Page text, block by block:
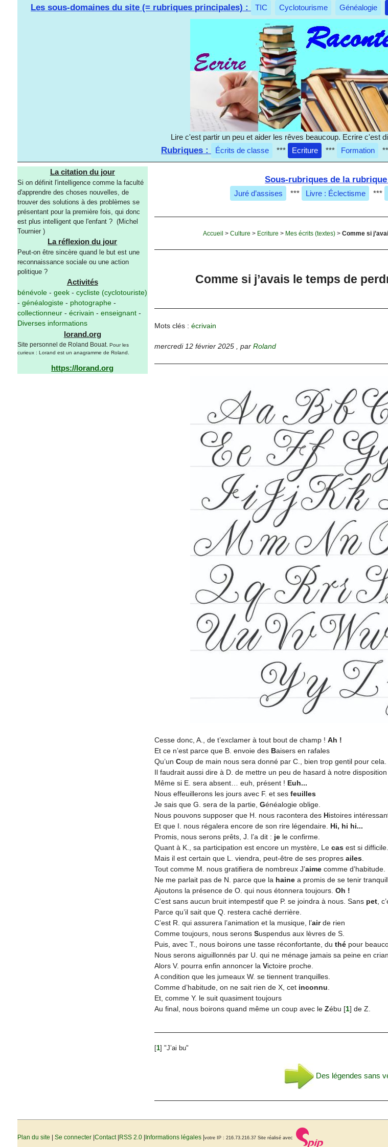
Les sous-domaines du site (= rubriques principales) : TIC Cyclotourisme Généalogie
Lire c'est partir un peu et aider les rêves beaucoup. Ecrire c'est
Rubriques : Écrits de classe *** Ecriture *** Formation
La citation du jour
Si on définit l'intelligence comme la faculté
d'apprendre des choses nouvelles, de
trouver des solutions à des problèmes se
présentant pour la première fois, qui donc
est plus intelligent que l'enfant ? (Michel
Tournier )
La réflexion du jour
Peut-on être sincère quand le but est une
reconnaissance sociale ou une action
politique ?
Activités
bénévole- geek- cycliste (cyclotouriste)
- généalogiste- photographe-
collectionneur- écrivain - enseignant-
Diverses informations
lorand.org
Site personnel de Roland Bouat. Pour les
curieux : Lorand est un anagramme de Roland.
https://lorand.org
Sous-rubriques de la
Juré d’assises *** Livre : Éclectisme ***
Accueil > Culture > Ecriture > Mes écrits (textes)> Comme si
Comme si j’avais le temps de
Mots clés : écrivain
mercredi 12 février 2025 , par Roland
Cesse donc, A., de t’exclamer à tout bout de champ ! Ah !
Et ce n’est parce que B. envoie des Baisers en rafales
Qu’un Coup de main nous sera donné par C., bien trop gentil pour cela.
Il faudrait aussi dire à D. de mettre un peu de hasard à notre
Même si E. sera absent… euh, présent ! Euh...
Nous effeuillerons les jours avec F. et ses feuilles
Je sais que G. sera de la partie, Généalogie oblige.
Nous pouvons supposer que H. nous racontera des Histoires
Et que I. nous régalera encore de son rire légendaire. Hi, hi hi...
Promis, nous serons prêts, J. l’a dit : jele confirme.
Quant à K., sa participation est encore un mystère, Le casest si difficile.
Mais il est certain que L. viendra, peut-être de ses propres ailes.
Tout comme M. nous gratifiera de nombreux J’aimecomme d’habitude.
Ne me parlait pas de N. parce que la hainea promis de se tenir
Ajoutons la présence de O. qui nous étonnera toujours. Oh !
C’est sans aucun bruit intempestif que P. se joindra à nous. Sans pet,
Parce qu’il sait que Q. restera caché derrière.
C’est R. qui assurera l’animation et la musique, l’airde rien
Comme toujours, nous serons Suspendus aux lèvres de S.
Puis, avec T., nous boirons une tasse réconfortante, du thé pour
Nous serons aiguillonnés par U. qui ne ménage jamais sa peine en
Alors V. pourra enfin annoncer la Victoire proche.
A condition que les jumeaux W. se tiennent tranquilles.
Comme d’habitude, on ne sait rien de X, cet inconnu
Et, comme Y. le suit quasiment toujours
Au final, nous boirons quand même un coup avec le Zébu [1] de Z.
[1] "J’ai bu"
Des légendes sans
Plan du site Se connecter| Contact| RSS 2.0| Informations légales| votre IP : 216.73.216.37 Site réalisé avec